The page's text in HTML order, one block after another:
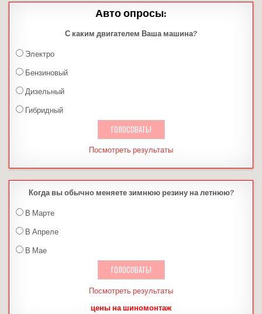
Авто опросы:
С каким двигателем Ваша машина?
Электро
Бензиновый
Дизельный
Гибридный
Посмотреть результаты
Когда вы обычно меняете зимнюю резину на летнюю?
В Марте
В Апреле
В Мае
Посмотреть результаты
цены на шиномонтаж